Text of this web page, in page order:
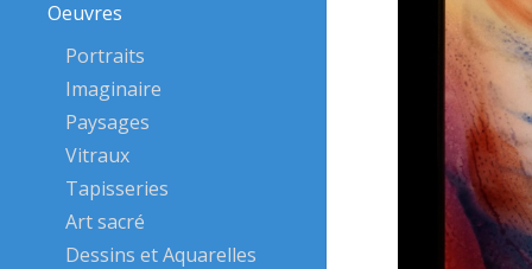
Oeuvres
Portraits
Imaginaire
Paysages
Vitraux
Tapisseries
Art sacré
Dessins et Aquarelles